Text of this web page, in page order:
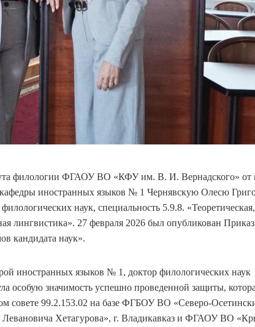
филологии ФГАОУ ВО «КФУ им. В. И. Вернадского» от
кафедры иностранных языков № 1 Чернявскую Олесю
наук, специальность 5.9.8. «Теоретическая,
лингвистика». 27 февраля 2026 был опубликован
кандидата наук».
иностранных языков № 1, доктор филологических наук
особую значимость успешно проведенной защиты,
совете 99.2.153.02 на базе ФГБОУ ВО «Северо-
Левановича Хетагурова», г. Владикавказ и ФГАОУ ВО